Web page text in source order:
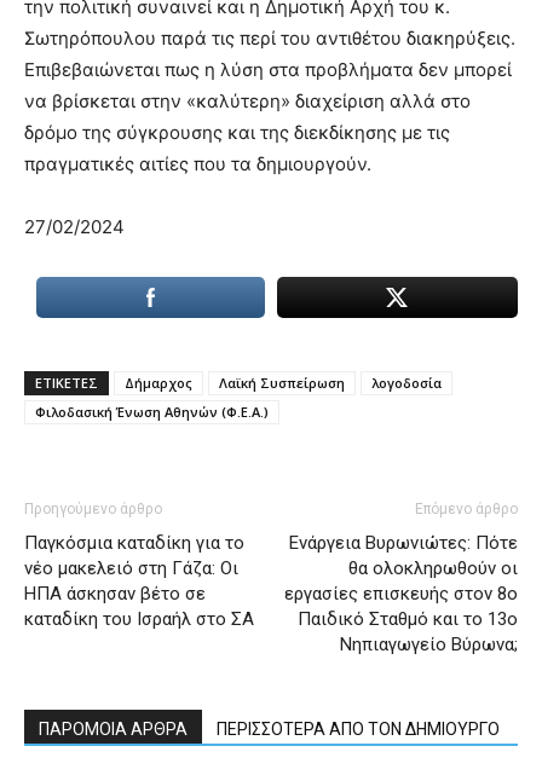
την πολιτική συναινεί και η Δημοτική Αρχή του κ.
Σωτηρόπουλου παρά τις περί του αντιθέτου διακηρύξεις.
Επιβεβαιώνεται πως η λύση στα προβλήματα δεν μπορεί
να βρίσκεται στην «καλύτερη» διαχείριση αλλά στο
δρόμο της σύγκρουσης και της διεκδίκησης με τις
πραγματικές αιτίες που τα δημιουργούν.
27/02/2024
ΕΤΙΚΕΤΕΣ Δήμαρχος Λαϊκή Συσπείρωση
λογοδοσία
Φιλοδασική Ένωση Αθηνών (Φ.Ε.Α.)
Προηγούμενο άρθρο
Παγκόσμια καταδίκη για το
νέο μακελειό στη Γάζα: Οι
ΗΠΑ άσκησαν βέτο σε
καταδίκη του Ισραήλ στο ΣΑ
Επόμενο άρθρο
Ενάργεια Βυρωνιώτες: Πότε
θα ολοκληρωθούν οι
εργασίες επισκευής στον 8ο
Παιδικό Σταθμό και το 13ο
Νηπιαγωγείο Βύρωνα;
ΠΑΡΟΜΟΙΑ ΑΡΘΡΑ ΠΕΡΙΣΣΟΤΕΡΑ ΑΠΟ ΤΟΝ ΔΗΜΙΟΥΡΓΟ